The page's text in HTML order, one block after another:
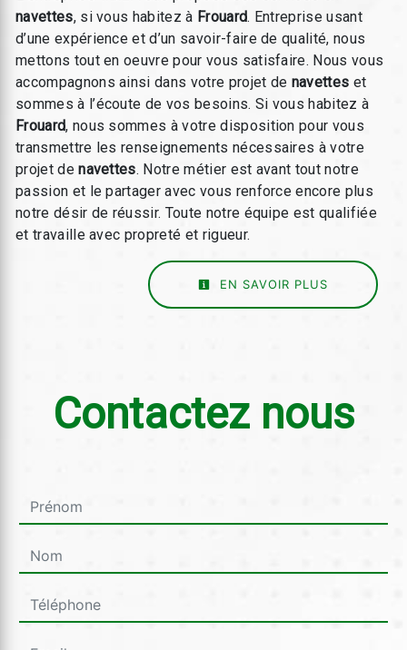
navettes, si vous habitez à Frouard. Entreprise usant
d’une expérience et d’un savoir-faire de qualité, nous
mettons tout en oeuvre pour vous satisfaire. Nous vous
accompagnons ainsi dans votre projet de navettes et
sommes à l’écoute de vos besoins. Si vous habitez à
Frouard, nous sommes à votre disposition pour vous
transmettre les renseignements nécessaires à votre
projet denavettes. Notre métier est avant tout notre
passion et le partager avec vous renforce encore plus
notre désir de réussir. Toute notre équipe est qualifiée
et travaille avec propreté et rigueur.
EN SAVOIR PLUS
Contactez nous